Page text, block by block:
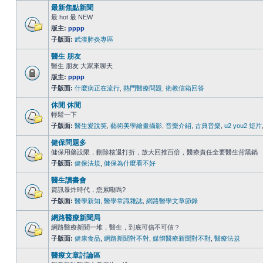
最新焦點新聞
最 hot 最 NEW
版主: pppp
子版面: 武漢肺炎專區
醫生 朋友
醫生 朋友 大家來聊天
版主: pppp
子版面: 什麼病正在流行 熱門醫療問題 衛教信箱回答
休閒 休閒
輕鬆一下
子版面: 醫生愛說笑 藝術美學繪畫攝影 音樂介紹 古典音樂 u2 you2 短片
健保問題多
健保用藥設限，刪除核退打折，放大回推百倍，醫療責任全要醫生背黑鍋
子版面: 健保法規 健保為什麼看不好
醫生讀書會
資訊暴炸時代，您累嘞嗎?
子版面: 醫學新知 醫學常識雜誌 網路醫學文章節錄
網路醫療新聞局
網路醫療新聞一堆，醫生，到底可信不可信？
子版面: 健康食品 網路新聞對不對 媒體醫療新聞對不對 醫療法規
醫療文章討論區